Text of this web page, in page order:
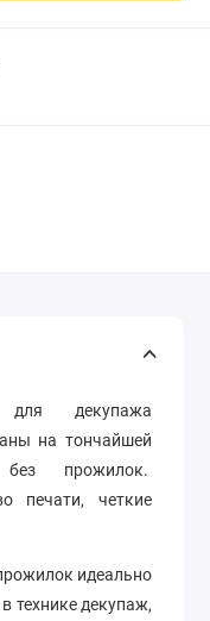
декупажа
на тончайшей
прожилок.
печати, четкие
идеально
технике декупаж,